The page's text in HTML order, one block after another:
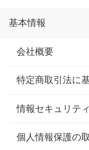
基本情報
会社概要
特定商取引法に
情報セキュリテ
個人情報保護の